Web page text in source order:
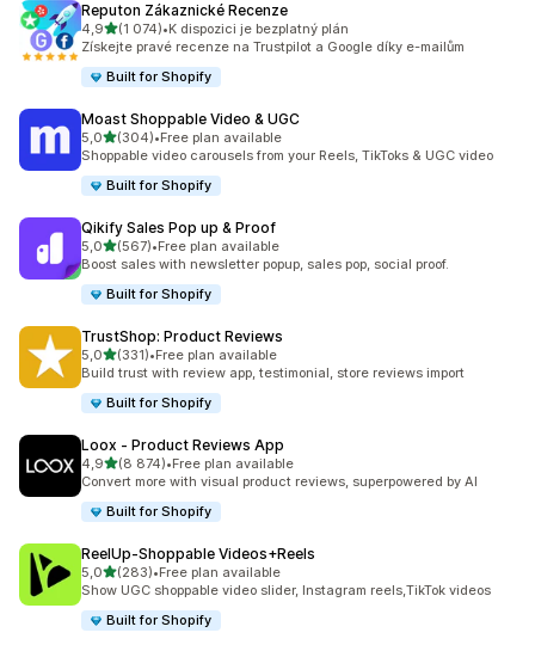
Reputon Zákaznické Recenze
4,9z 5 hvězd
(1 074)
Celkový počet recenzí: 1074
•K dispozici je bezplatný plán
Získejte pravé recenze na Trustpilot a Google díky e-mailům
Built for Shopify
Moast Shoppable Video & UGC
5,0z 5 hvězd
(304)
Celkový počet recenzí: 304
•Free plan available
Shoppable video carousels from your Reels, TikToks & UGC video
Built for Shopify
Qikify Sales Pop up & Proof
5,0z 5 hvězd
(567)
Celkový počet recenzí: 567
•Free plan available
Boost sales with newsletter popup, sales pop, social proof.
Built for Shopify
TrustShop: Product Reviews
5,0z 5 hvězd
(331)
Celkový počet recenzí: 331
•Free plan available
Build trust with review app, testimonial, store reviews import
Built for Shopify
Loox ‑ Product Reviews App
4,9z 5 hvězd
(8 874)
Celkový počet recenzí: 8874
•Free plan available
Convert more with visual product reviews, superpowered by AI
Built for Shopify
ReelUp‑Shoppable Videos+Reels
5,0z 5 hvězd
(283)
Celkový počet recenzí: 283
•Free plan available
Show UGC shoppable video slider, Instagram reels,TikTok videos
Built for Shopify